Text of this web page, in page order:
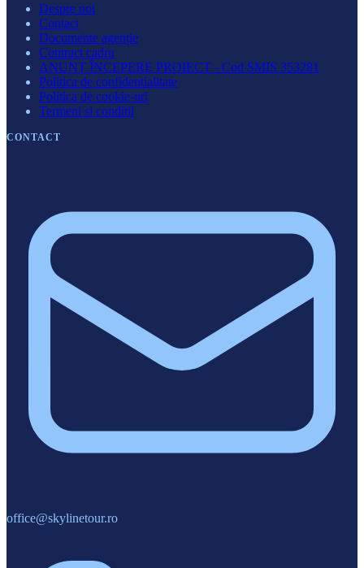
Despre noi
Contact
Documente agenție
Contract cadru
ANUNȚ ÎNCEPERE PROIECT - Cod SMIS 353281
Politica de confidentialitate
Politica de cookie-uri
Termeni si conditii
CONTACT
office@skylinetour.ro